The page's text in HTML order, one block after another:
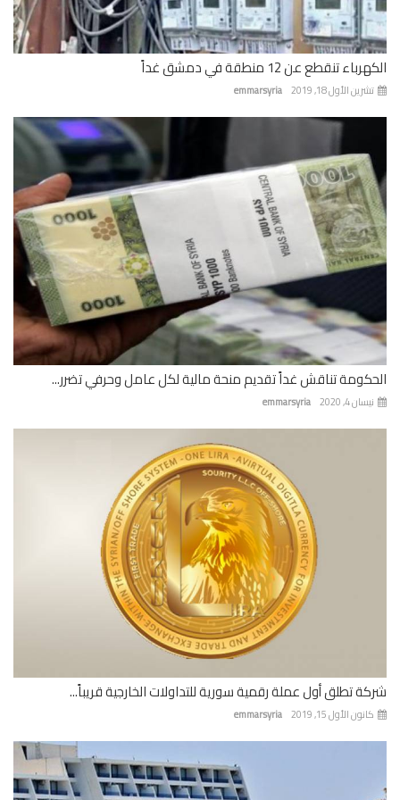
تنقطع عن 12 منطقة في دمشق غداً
emmarsyria الأول 18, 2019
تناقش غداً تقديم منحة مالية لكل عامل وحرفي تضرر...
emmarsyria 4, 2020
تطلق أول عملة رقمية سورية للتداولات الخارجية قريباً...
emmarsyria الأول 15, 2019